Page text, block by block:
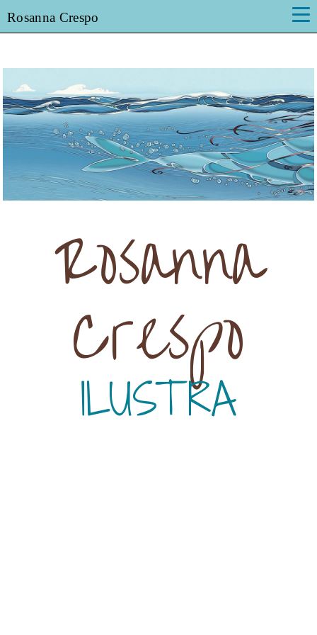
Rosanna Crespo
Rosanna
Crespo
ILUSTRA